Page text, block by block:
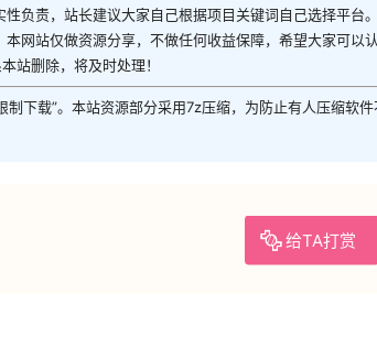
负责，站长建议大家自己根据项目关键词自己选择平台
网站仅做资源分享，不做任何收益保障，希望大家可以
站删除，将及时处理！
制下载”。本站资源部分采用7z压缩，为防止有人压缩软
给TA打赏